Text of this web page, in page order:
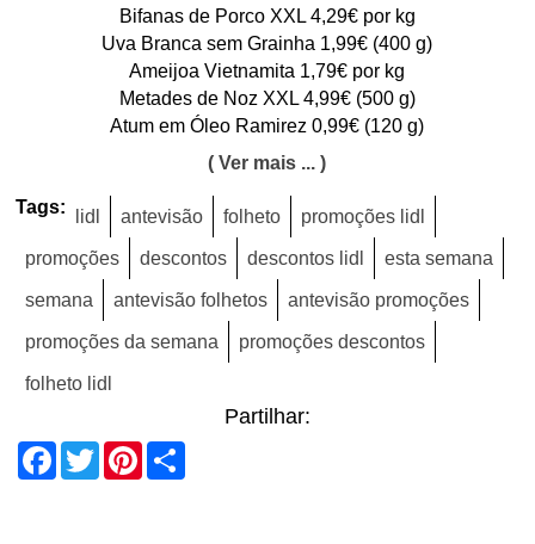
Bifanas de Porco XXL 4,29€ por kg
Uva Branca sem Grainha 1,99€ (400 g)
Ameijoa Vietnamita 1,79€ por kg
Metades de Noz XXL 4,99€ (500 g)
Atum em Óleo Ramirez 0,99€ (120 g)
( Ver mais ... )
Tags: lidl antevisão folheto promoções lidl
promoções descontos descontos lidl esta semana
semana antevisão folhetos antevisão promoções
promoções da semana promoções descontos
folheto lidl
Partilhar:
Facebook
TwitterPinterest